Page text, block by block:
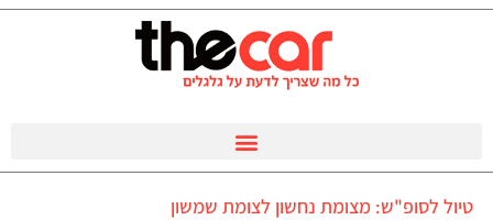
טיול לסופ"ש: מצומת נחשון לצומת שמשון